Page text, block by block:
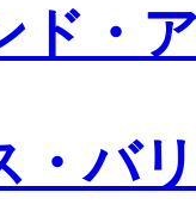
ド・
・バ